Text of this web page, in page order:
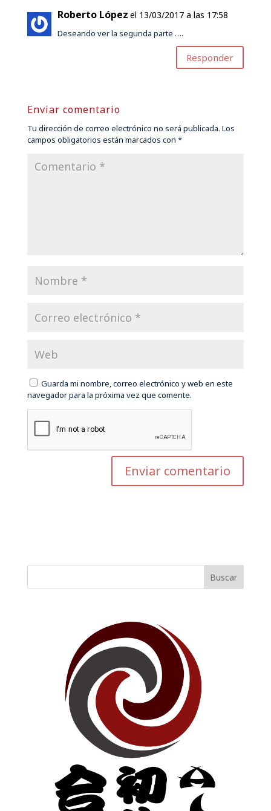
Roberto López el 13/03/2017 a las 17:58
Deseando ver la segunda parte ….
Responder
Enviar comentario
Tu dirección de correo electrónico no será publicada. Los
campos obligatorios están marcados con *
Guarda mi nombre, correo electrónico y web en este
navegador para la próxima vez que comente.